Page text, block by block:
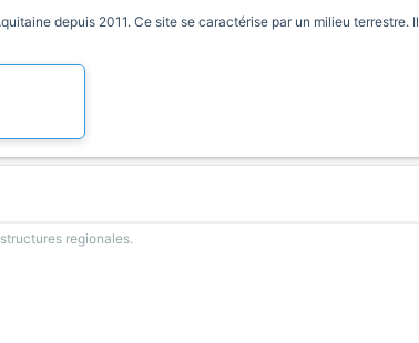
depuis 2011. Ce site se caractérise par un milieu terrestre. Il
regionales.